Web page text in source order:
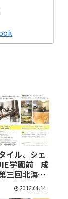
イル、シェ
学園前 成
三回北海
2012.04.14